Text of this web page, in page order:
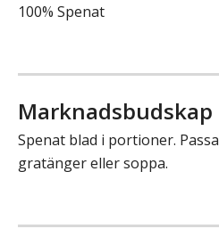
100% Spenat
Marknadsbudskap
Spenat blad i portioner.
gratänger eller soppa.